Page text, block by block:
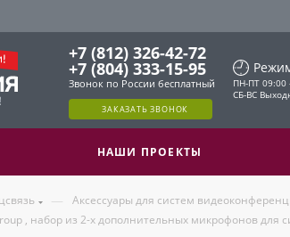
+7 (812) 326-42-72
+7 (804) 333-15-95
Звонок по России бесплатный
ЗАКАЗАТЬ ЗВОНОК
ПН-ПТ 09:00
СБ-ВС
НАШИ ПРОЕКТЫ
— Аксессуары для систем
, набор из 2-х дополнительных микрофонов для